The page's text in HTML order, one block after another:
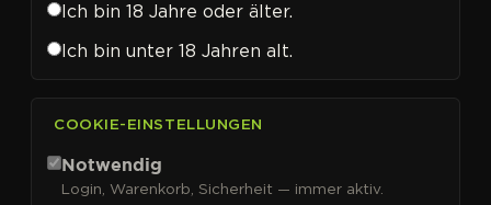
Blimburn Seeds
Ich bin 18 Jahre oder älter.
Ich bin unter 18 Jahren alt.
COOKIE-EINSTELLUNGEN
Notwendig
Login, Warenkorb, Sicherheit — immer aktiv.